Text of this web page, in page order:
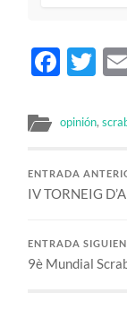
opinión,
ENTRADA
IV TORNEIG
ENTRADA
9è Mundial